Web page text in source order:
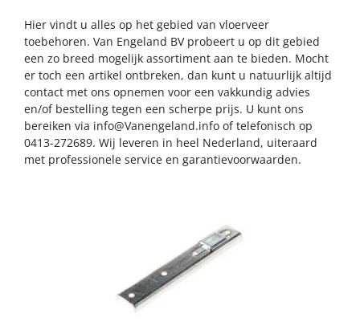
Hier vindt u alles op het gebied van vloerveer
toebehoren. Van Engeland BV probeert u op dit gebied
een zo breed mogelijk assortiment aan te bieden. Mocht
er toch een artikel ontbreken, dan kunt u natuurlijk altijd
contact met ons opnemen voor een vakkundig advies
en/of bestelling tegen een scherpe prijs. U kunt ons
bereiken via info@Vanengeland.info of telefonisch op
0413-272689. Wij leveren in heel Nederland, uiteraard
met professionele service en garantievoorwaarden.